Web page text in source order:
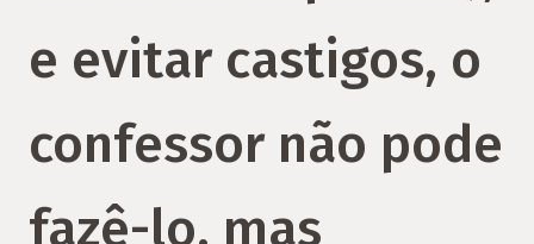
e evitar castigos, o
confessor não pode
fazê-lo, mas